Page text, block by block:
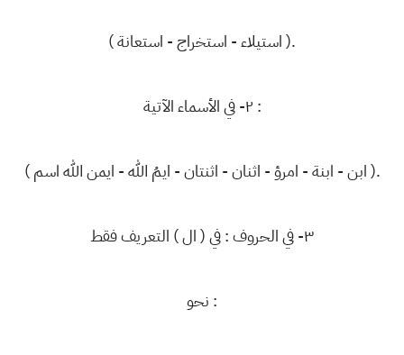
( استيلاء - استخراج - استعانة ).
٢- في الأسماء الآتية :
( ابن - ابنة - امرؤ - اثنان - اثنتان - ايمُ الله - ايمن الله اسم ).
٣- في الحروف : في ( ال ) التعريف فقط
نحو :